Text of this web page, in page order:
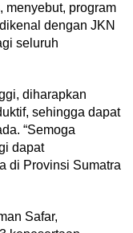
menyebut, program
dengan JKN
seluruh
diharapkan
sehingga dapat
“Semoga
dapat
di Provinsi Sumatra
Safar,